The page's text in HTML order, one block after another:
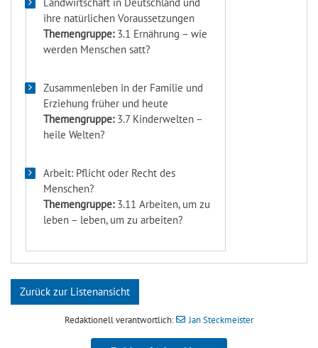
Landwirtschaft in Deutschland und
ihre natürlichen Voraussetzungen
Themengruppe: 3.1 Ernährung – wie
werden Menschen satt?
Zusammenleben in der Familie und
Erziehung früher und heute
Themengruppe: 3.7 Kinderwelten –
heile Welten?
Arbeit: Pflicht oder Recht des
Menschen?
Themengruppe: 3.11 Arbeiten, um zu
leben – leben, um zu arbeiten?
Zurück zur Listenansicht
Redaktionell verantwortlich: Jan Steckmeister